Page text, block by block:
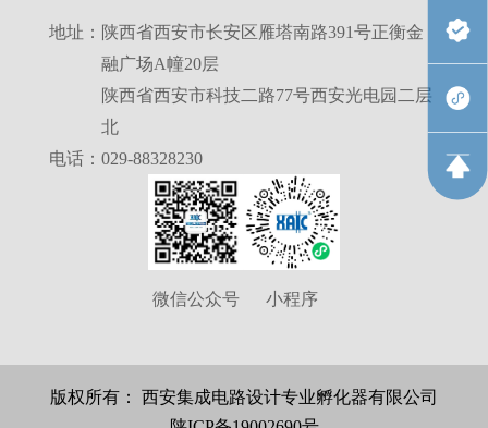
微信公众号 小程序
地址： 陕西省西安市长安区雁塔南路391号正衡金
融广场A幢20层
陕西省西安市科技二路77号西安光电园二层
北
电话： 029-88328230
版权所有： 西安集成电路设计专业孵化器有限公司